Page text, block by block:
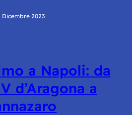
Dicembre 2023
a Napoli: da
d’Aragona a